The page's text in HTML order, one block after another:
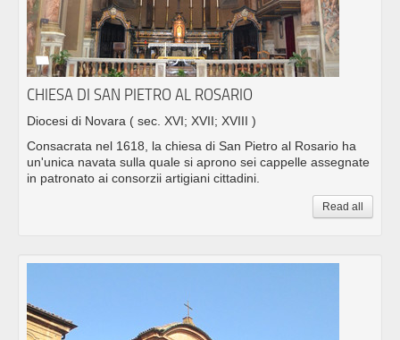
CHIESA DI SAN PIETRO AL ROSARIO
Diocesi di Novara ( sec. XVI; XVII; XVIII )
Consacrata nel 1618, la chiesa di San Pietro al Rosario ha
un'unica navata sulla quale si aprono sei cappelle assegnate
in patronato ai consorzii artigiani cittadini.
Read all